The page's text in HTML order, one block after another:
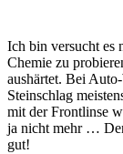
Ich bin versucht es
Chemie zu
aushärtet. Bei
Steinschlag
mit der Frontlinse
ja nicht mehr …
gut!